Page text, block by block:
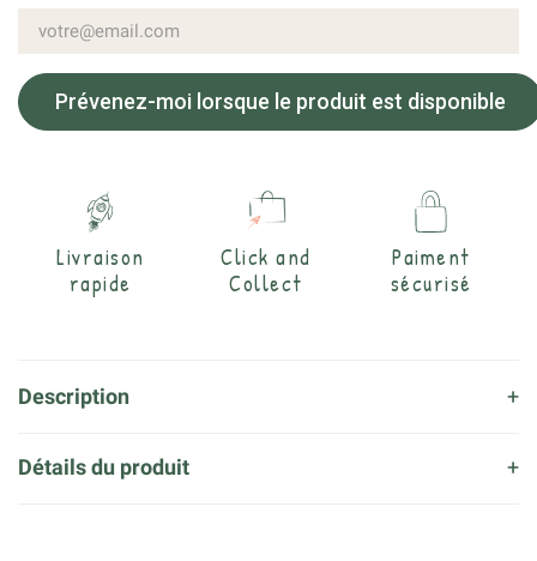
Prévenez-moi lorsque le produit est disponible
Livraison
rapide
Click and
Collect
Paiment
sécurisé
Description
Détails du produit